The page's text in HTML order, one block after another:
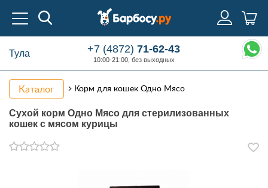
Тула +7 (4872)71-62-43
10:00-21:00, без выходных
Каталог Корм для кошек Одно Мясо
Сухой корм Одно Мясо для стерилизованных
кошек с мясом курицы